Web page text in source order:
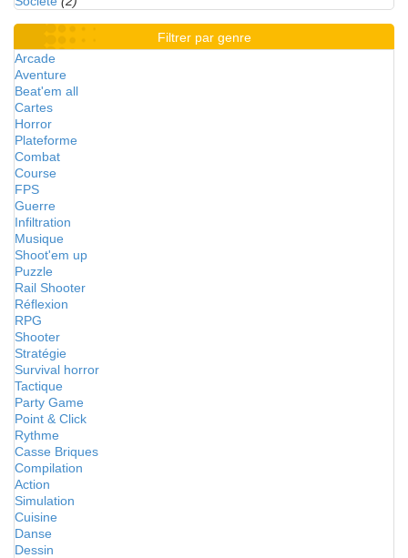
Filtrer par genre
Arcade
Aventure
Beat'em all
Cartes
Horror
Plateforme
Combat
Course
FPS
Guerre
Infiltration
Musique
Shoot'em up
Puzzle
Rail Shooter
Réflexion
RPG
Shooter
Stratégie
Survival horror
Tactique
Party Game
Point & Click
Rythme
Casse Briques
Compilation
Action
Simulation
Cuisine
Danse
Dessin